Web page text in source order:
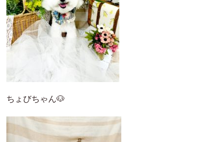
ちょびちゃん🐶